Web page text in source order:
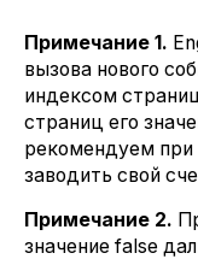
Примечание 1.
вызова нового
индексом
страниц его
рекомендуем при
заводить свой
Примечание 2.
значение false